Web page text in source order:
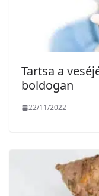
Tartsa a
boldogan
22/11/2022